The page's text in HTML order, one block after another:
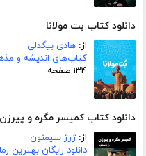
دانلود کتاب بت مولانا
از: هادی بیگدلی
کتاب‌های اندیشه و
۱۳۴ صفحه
دانلود کتاب کمیسر مگره و پیرزن
از:ژرژ سیمنون
دانلود رایگان بهترین